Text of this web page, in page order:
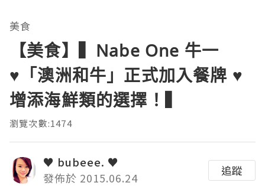
美食
【美食】▍Nabe One 牛一
♥「澳洲和牛」正式加入餐牌 ♥
增添海鮮類的選擇！▍
瀏覽次數:1474
♥ bubeee. ♥
發佈於 2015.06.24
追蹤